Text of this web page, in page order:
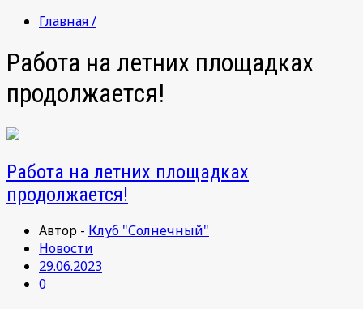
Главная /
Работа на летних площадках
продолжается!
Работа на летних площадках
продолжается!
Автор - Клуб "Солнечный"
Новости
29.06.2023
0